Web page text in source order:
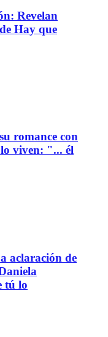
Revelan
Hay que
romance con
viven: "... él
aclaración de
tú lo